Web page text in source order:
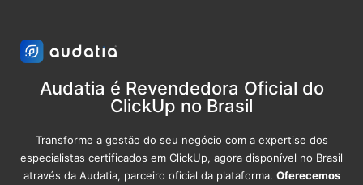
Audatia é Revendedora Oficial do
ClickUp no Brasil
Transforme a gestão do seu negócio com a expertise dos
especialistas certificados em ClickUp, agora disponível no Brasil
através da Audatia, parceiro oficial da plataforma. Oferecemos